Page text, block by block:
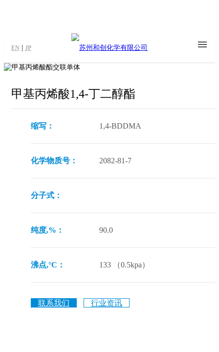
EN JP
甲基丙烯酸1,4-丁二醇酯
缩写： 1,4-BDDMA
化学物质号： 2082-81-7
分子式：
纯度,%： 90.0
沸点,°C： 133 （0.5kpa）
联系我们 行业资讯